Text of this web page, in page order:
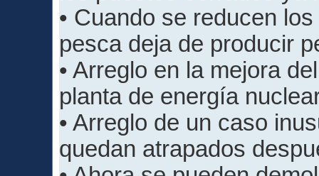
• Cuando se reducen
pesca deja de producir
• Arreglo en la mejora
planta de energía
• Arreglo de un caso
quedan atrapados